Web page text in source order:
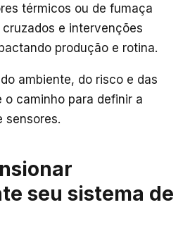
térmicos ou de fumaça
e intervenções
produção e rotina.
ambiente, do risco e das
o caminho para definir a
sensores.
seu sistema de